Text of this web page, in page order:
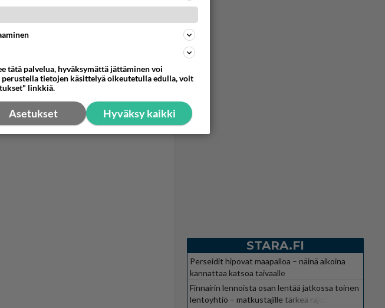
Nuorena jokainen on söpö
ilmestys. Olisi varmasti ok
Kommentoi
STARA.FI
Perseidit hipovat maapalloa – näinä aikoina
kannattaa katsoa taivaalle
Finnairin lennoista osan lentää jatkossa toinen
lentoyhtiö – matkustajille tärkeä rajoitus
tätä palvelua, hyväksymättä jättäminen voi
tietojen käsittelyä oikeutetulla edulla, voit
linkkiä.
Hyväksy kaikki
Asetukset